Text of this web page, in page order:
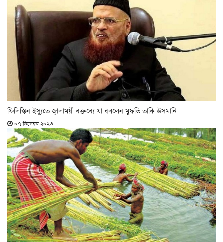
ফিলিস্তিন ইস্যুতে জ্বালাময়ী বক্তব্যে যা বললেন মুফতি তাকি উসমানি
০৭ ডিসেম্বর ২০২৩